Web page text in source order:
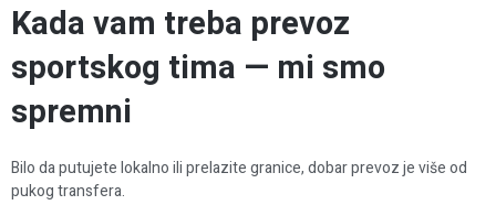
Kada vam treba prevoz
sportskog tima — mi smo
spremni
Bilo da putujete lokalno ili prelazite granice, dobar prevoz je više od
pukog transfera.